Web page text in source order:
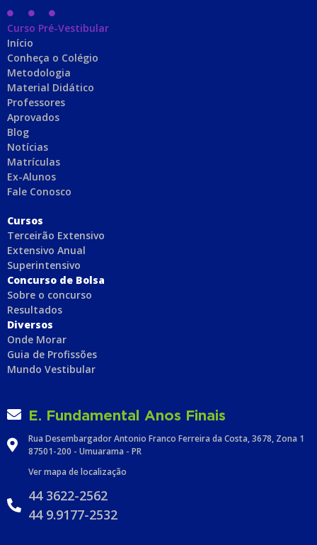
Curso Pré-Vestibular
Início
Conheça o Colégio
Metodologia
Material Didático
Professores
Aprovados
Blog
Notícias
Matrículas
Ex-Alunos
Fale Conosco
Cursos
Terceirão Extensivo
Extensivo Anual
Superintensivo
Concurso de Bolsa
Sobre o concurso
Resultados
Diversos
Onde Morar
Guia de Profissões
Mundo Vestibular
E. Fundamental Anos Finais
Rua Desembargador Antonio Franco Ferreira da Costa, 3678, Zona 1
87501-200 - Umuarama - PR
Ver mapa de localização
44 3622-2562
44 9.9177-2532